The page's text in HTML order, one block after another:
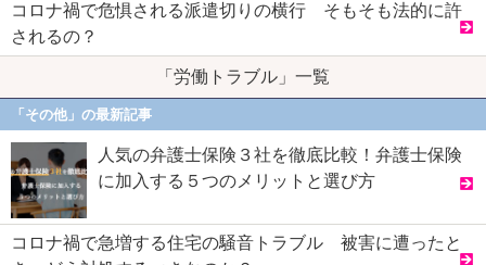
コロナ禍で危惧される派遣切りの横行 そもそも法的に許
されるの？
「労働トラブル」一覧
「その他」の最新記事
人気の弁護士保険３社を徹底比較！弁護士保険
に加入する５つのメリットと選び方
コロナ禍で急増する住宅の騒音トラブル 被害に遭ったと